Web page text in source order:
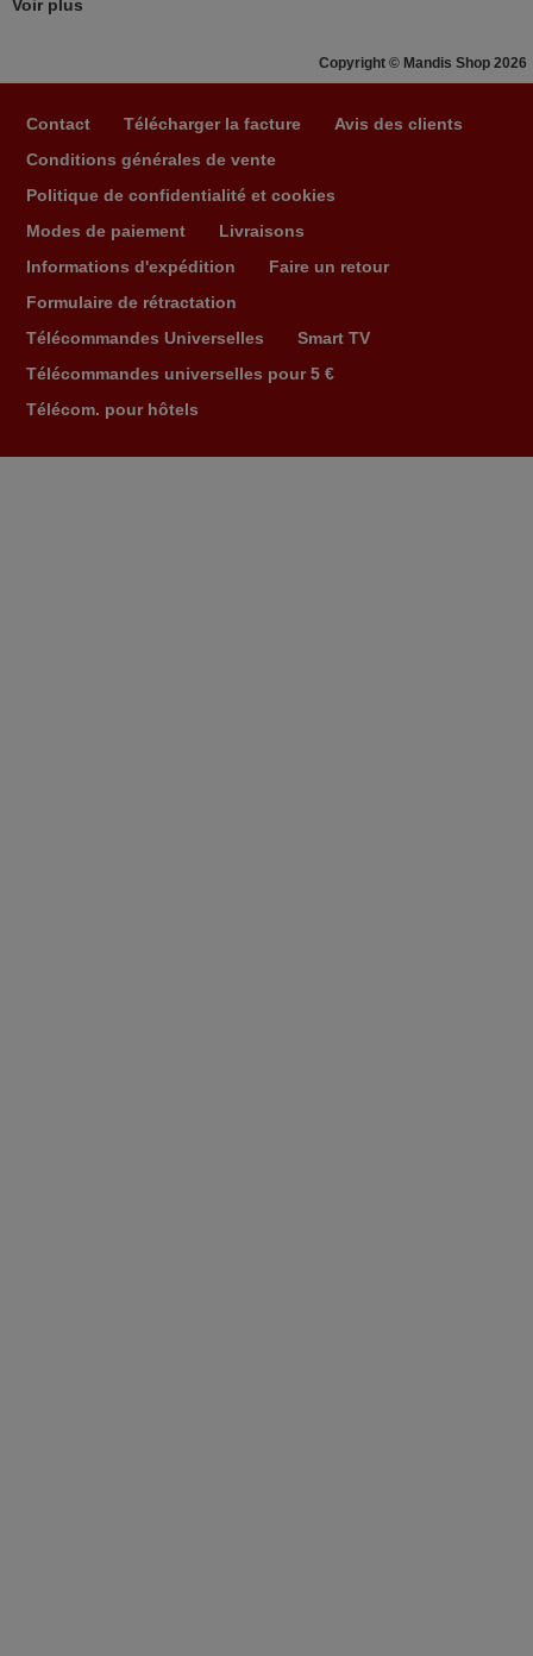
deja traitée et expédiée Je vous en remercie d’avance
et attend la réception Encore merci
Jacqueline,
Super Service
Voir plus
Copyright © Mandis Shop 2026
Contact Télécharger la facture
Avis des clients
Conditions générales de vente
Politique de confidentialité et cookies
Modes de paiement
Livraisons
Informations d'expédition
Faire un retour
Formulaire de rétractation
Télécommandes Universelles
Smart TV
Télécommandes universelles pour 5 €
Télécom. pour hôtels